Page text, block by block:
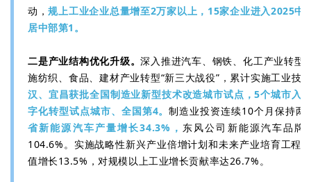
动，规上工业企业总量增至2万家以上，15家企业进入2025中
居中部第1。
二是产业结构优化升级。深入推进汽车、钢铁、化工产业转型
施纺织、食品、建材产业转型“新三大战役”，累计实施工业技
汉、宜昌获批全国制造业新型技术改造城市试点，5个城市入
字化转型试点城市、全国第4。制造业投资连续10个月保持两
省新能源汽车产量增长34.3%， 东风公司新能源汽车品牌
104.6%。实施战略性新兴产业倍增计划和未来产业培育工程
值增长13.5%，对规模以上工业增长贡献率达26.7%。